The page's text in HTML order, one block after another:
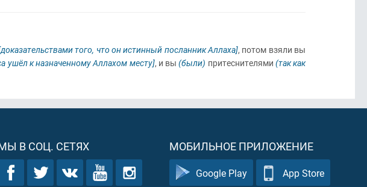
того, что он истинный посланник Аллаха], потом взяли вы
ушёл к назначенному Аллахом месту], и вы(были) притеснителями (так как
В СОЦ. СЕТЯХ МОБИЛЬНОЕ ПРИЛОЖЕНИЕ
Google Play App Store